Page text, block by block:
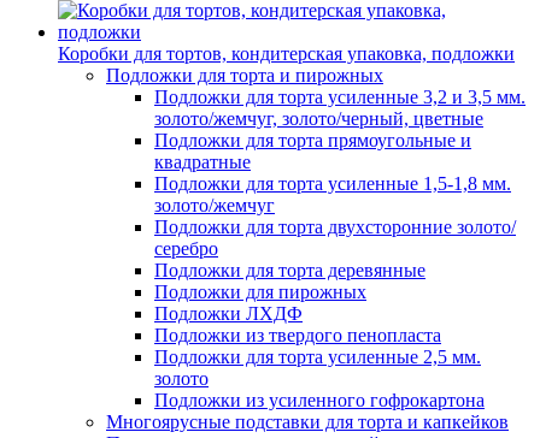
Коробки для тортов, кондитерская упаковка, подложки
Подложки для торта и пирожных
Подложки для торта усиленные 3,2 и 3,5 мм.
золото/жемчуг, золото/черный, цветные
Подложки для торта прямоугольные и
квадратные
Подложки для торта усиленные 1,5-1,8 мм.
золото/жемчуг
Подложки для торта двухсторонние золото/
серебро
Подложки для торта деревянные
Подложки для пирожных
Подложки ЛХДФ
Подложки из твердого пенопласта
Подложки для торта усиленные 2,5 мм.
золото
Подложки из усиленного гофрокартона
Многоярусные подставки для торта и капкейков